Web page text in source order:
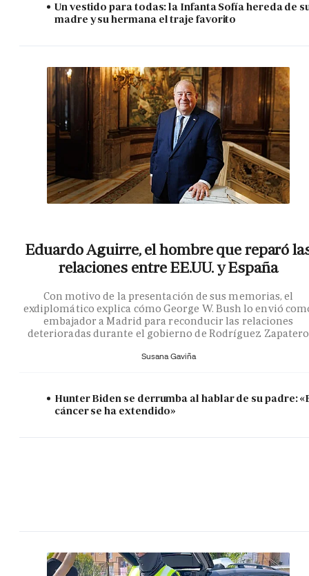
Un vestido para todas: la Infanta Sofía hereda de
madre y su hermana el traje favorito
Eduardo Aguirre, el hombre que reparó
relaciones entre EE.UU. y España
Con motivo de la presentación de sus memorias, el
exdiplomático explica cómo George W. Bush lo envió
embajador a Madrid para reconducir las relaciones
deterioradas durante el gobierno de Rodríguez Zapatero
Susana Gaviña
Hunter Biden se derrumba al hablar de su padre:
cáncer se ha extendido»